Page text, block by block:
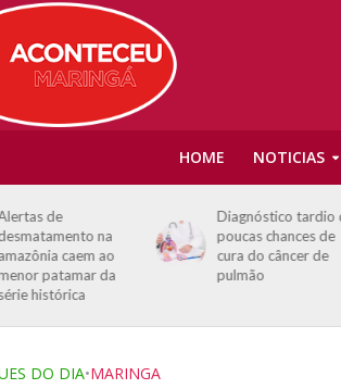
HOME NOTICIAS
de
na
caem ao
patamar da
histórica
Diagnóstico tardio
poucas chances de
cura do câncer de
pulmão
DO DIA•MARINGA